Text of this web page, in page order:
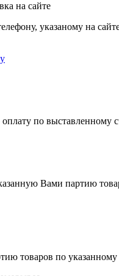
на сайте
указаному на
по выставленному
Вами партию
товаров по указанному